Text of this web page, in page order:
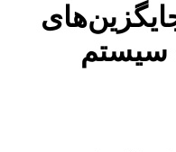
سیستم